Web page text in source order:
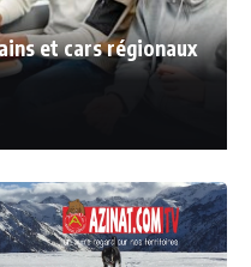
et cars régionaux